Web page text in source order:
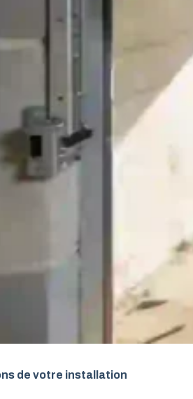
de votre installation